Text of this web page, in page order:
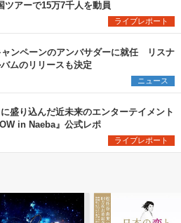
の全国ツアーで15万7千人を動員
ライブレポート
ンペーンのアンバサダーに就任 リスナ
ムのリリースも決定
ニュース
盛り込んだ近未来のエンターテイメント
in Naeba』公式レポ
ライブレポート